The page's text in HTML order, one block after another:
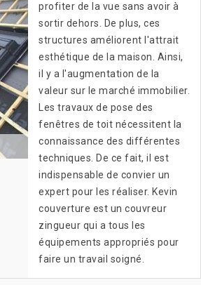
profiter de la vue sans avoir à
sortir dehors. De plus, ces
structures améliorent l'attrait
esthétique de la maison. Ainsi,
il y a l'augmentation de la
valeur sur le marché immobilier.
Les travaux de pose des
fenêtres de toit nécessitent la
connaissance des différentes
techniques. De ce fait, il est
indispensable de convier un
expert pour les réaliser. Kevin
couverture est un couvreur
zingueur qui a tous les
équipements appropriés pour
faire un travail soigné.